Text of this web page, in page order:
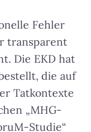
Fehler
transparent
Die EKD hat
die auf
Tatkontexte
„MHG-
Studie“